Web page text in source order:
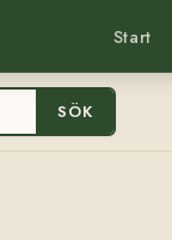
Start
SÖK